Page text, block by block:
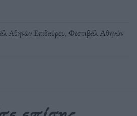
Αθηνών Επιδαύρου, Φεστιβάλ Αθηνών